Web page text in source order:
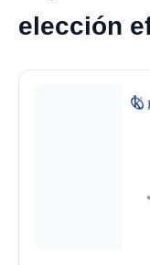
elección